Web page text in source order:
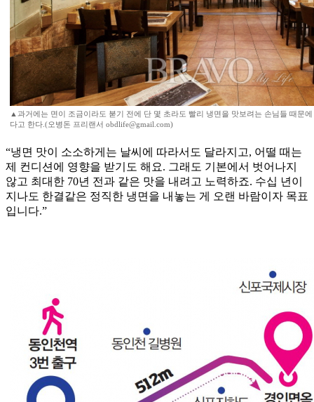
▲과거에는 면이 조금이라도 붇기 전에 단 몇 초라도 빨리 냉면을 맛보려는 손님들 때문
다고 한다.(오병돈 프리랜서 obdlife@gmail.com)
“냉면 맛이 소소하게는 날씨에 따라서도 달라지고, 어떨 때는
제 컨디션에 영향을 받기도 해요. 그래도 기본에서 벗어나지
않고 최대한 70년 전과 같은 맛을 내려고 노력하죠. 수십 년이
지나도 한결같은 정직한 냉면을 내놓는 게 오랜 바람이자 목표
입니다.”